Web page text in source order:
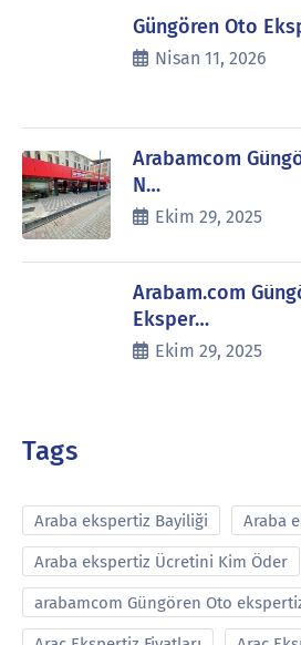
Güngören Oto
Nisan 11, 2026
Arabamcom
N…
Ekim 29, 2025
Arabam.com
Eksper…
Ekim 29, 2025
Tags
Araba ekspertiz Bayiliği Araba
Araba ekspertiz Ücretini Kim Öder
arabamcom Güngören Oto